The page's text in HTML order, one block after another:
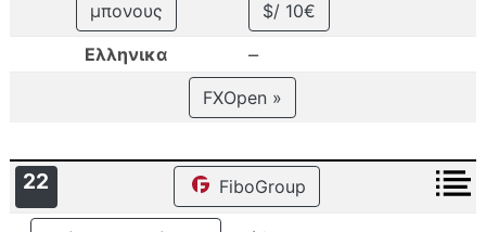
μπονους
$/ 10€
Ελληνικα
–
FXOpen »
22 FiboGroup